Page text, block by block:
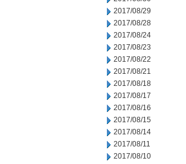
2017/08/29
2017/08/28
2017/08/24
2017/08/23
2017/08/22
2017/08/21
2017/08/18
2017/08/17
2017/08/16
2017/08/15
2017/08/14
2017/08/11
2017/08/10